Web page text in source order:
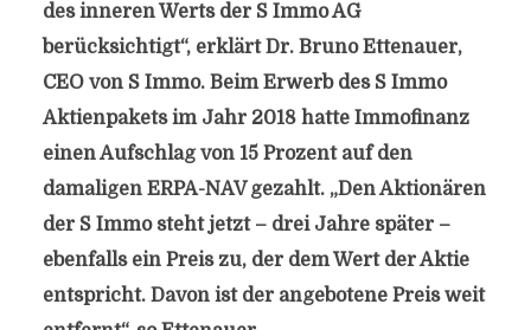
des inneren Werts der S Immo AG
berücksichtigt“, erklärt Dr. Bruno Ettenauer,
CEO von S Immo. Beim Erwerb des S Immo
Aktienpakets im Jahr 2018 hatte Immofinanz
einen Aufschlag von 15 Prozent auf den
damaligen ERPA-NAV gezahlt. „Den Aktionären
der S Immo steht jetzt – drei Jahre später –
ebenfalls ein Preis zu, der dem Wert der Aktie
entspricht. Davon ist der angebotene Preis weit